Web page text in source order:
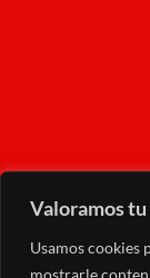
Valoramos
Usamos cookies
mostrarle